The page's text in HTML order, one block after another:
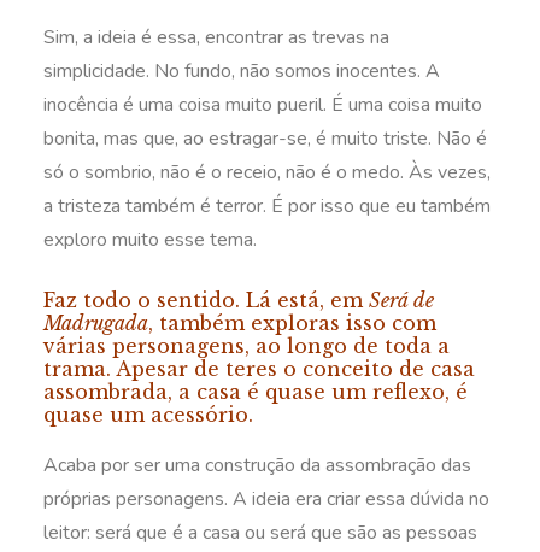
Sim, a ideia é essa, encontrar as trevas na
simplicidade. No fundo, não somos inocentes. A
inocência é uma coisa muito pueril. É uma coisa muito
bonita, mas que, ao estragar-se, é muito triste. Não é
só o sombrio, não é o receio, não é o medo. Às vezes,
a tristeza também é terror. É por isso que eu também
exploro muito esse tema.
Faz todo o sentido. Lá está, em Será de
Madrugada, também exploras isso com
várias personagens, ao longo de toda a
trama. Apesar de teres o conceito de casa
assombrada, a casa é quase um reflexo, é
quase um acessório.
Acaba por ser uma construção da assombração das
próprias personagens. A ideia era criar essa dúvida no
leitor: será que é a casa ou será que são as pessoas